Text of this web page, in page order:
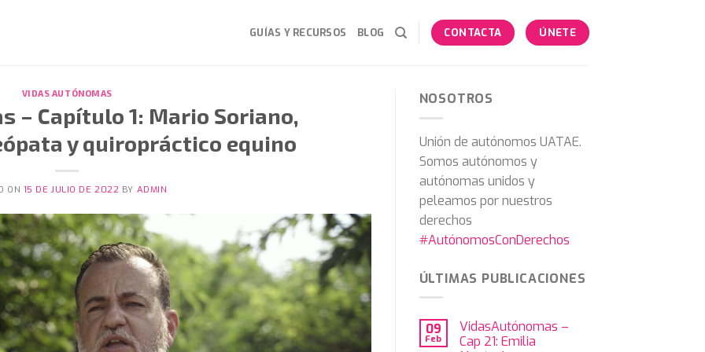
GUÍAS Y RECURSOS BLOG CONTACTA ÚNETE
VIDAS AUTÓNOMAS
– Capítulo 1: Mario Soriano,
y quiropráctico equino
ON 15 DE JULIO DE 2022 BY ADMIN
NOSOTROS
Unión de autónomos UATAE.
Somos autónomos y
autónomas unidos y
peleamos por nuestros
derechos
#AutónomosConDerechos
ÚLTIMAS PUBLICACIONES
09
Feb
VidasAutónomas –
Cap 21: Emilia